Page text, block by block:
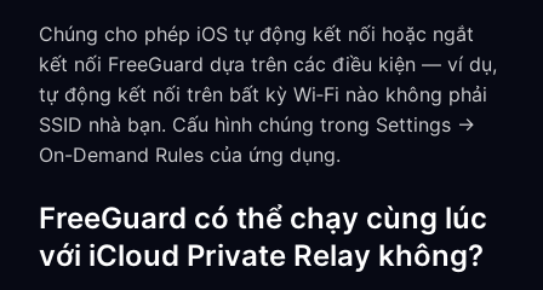
Chúng cho phép iOS tự động kết nối hoặc ngắt
kết nối FreeGuard dựa trên các điều kiện — ví dụ,
tự động kết nối trên bất kỳ Wi‑Fi nào không phải
SSID nhà bạn. Cấu hình chúng trong Settings →
On-Demand Rules của ứng dụng.
FreeGuard có thể chạy cùng lúc
với iCloud Private Relay không?